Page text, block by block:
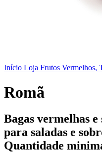
Início Loja Frutos Vermelhos,
Romã
Bagas vermelhas e
para saladas e
Quantidade